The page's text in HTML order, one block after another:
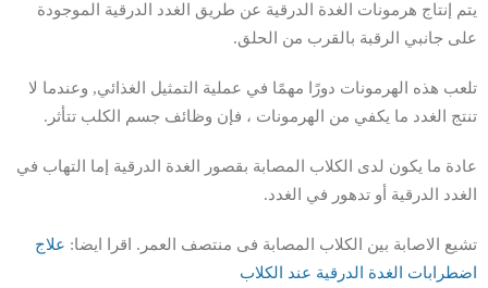
يتم إنتاج هرمونات الغدة الدرقية عن طريق الغدد الدرقية الموجودة
على جانبي الرقبة بالقرب من الحلق.
تلعب هذه الهرمونات دورًا مهمًا في عملية التمثيل الغذائي, وعندما لا
تنتج الغدد ما يكفي من الهرمونات ، فإن وظائف جسم الكلب تتأثر.
عادة ما يكون لدى الكلاب المصابة بقصور الغدة الدرقية إما التهاب في
الغدد الدرقية أو تدهور في الغدد.
تشيع الاصابة بين الكلاب المصابة فى منتصف العمر. اقرا ايضا: علاج
اضطرابات الغدة الدرقية عند الكلاب